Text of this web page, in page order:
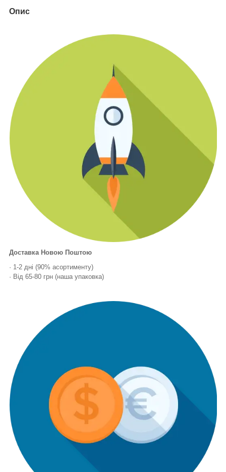
Опис
Доставка Новою Поштою
· 1-2 дні (90% асортименту)
· Від 65-80 грн (наша упаковка)